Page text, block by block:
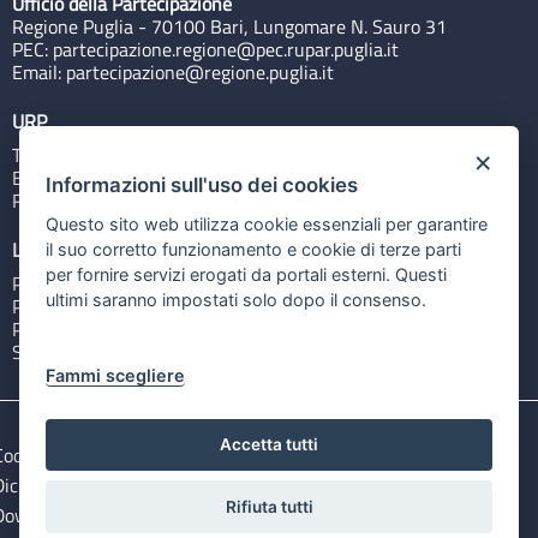
Regione Puglia - 70100 Bari, Lungomare N. Sauro 31
PEC: partecipazione.regione@pec.rupar.puglia.it
Email: partecipazione@regione.puglia.it
URP
Tel: 800713939
Email:quiregione@regione.puglia.it
Rubrica
Link utili
Portale Istituzionale
PO FESR Puglia 2014-2020
PSR Puglia 2014-2020
Sistema Puglia
e privacy
Note legali
di accessibilità
Open Data files
×
Informazioni sull'uso dei cookies
Questo sito web utilizza cookie essenziali per garantire
il suo corretto funzionamento e cookie di terze parti
per fornire servizi erogati da portali esterni. Questi
ultimi saranno impostati solo dopo il consenso.
Fammi scegliere
Accetta tutti
Rifiuta tutti